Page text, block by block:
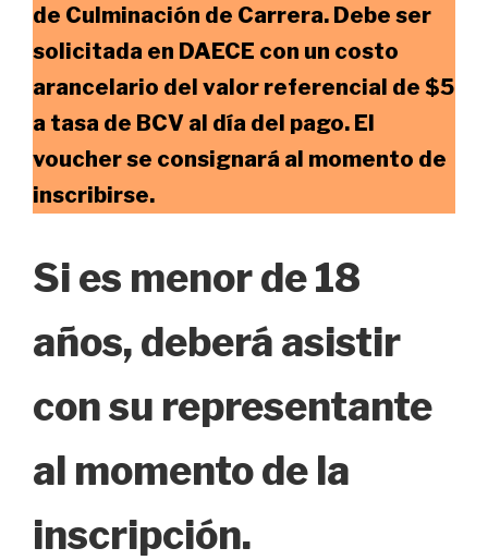
de Culminación de Carrera. Debe ser
solicitada en DAECE con un costo
arancelario del valor referencial de $5
a tasa de BCV al día del pago. El
voucher se consignará al momento de
inscribirse.
Si es menor de 18
años, deberá asistir
con su representante
al momento de la
inscripción.